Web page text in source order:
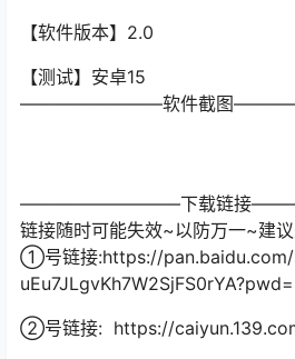
【软件版本】2.0
【测试】安卓15
————————软件截图
—————————下载链接
链接随时可能失效~以防万一~建
①号链接:https://
②号链接: https://